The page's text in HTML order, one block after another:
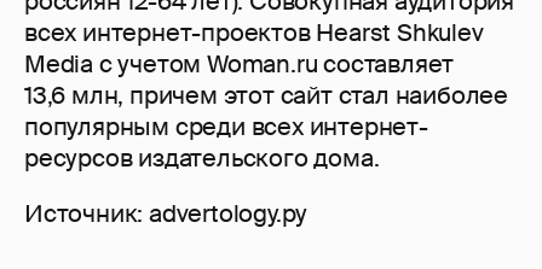
всех интернет-проектов Hearst Shkulev
Media с учетом Woman.ru составляет
13,6 млн, причем этот сайт стал наиболее
популярным среди всех интернет-
ресурсов издательского дома.
Источник: advertology.ру